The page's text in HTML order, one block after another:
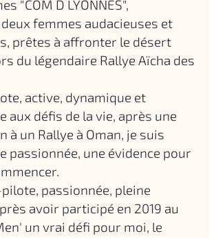
"COM D LYONNES",
femmes audacieuses et
prêtes à affronter le désert
du légendaire Rallye Aïcha des
active, dynamique et
aux défis de la vie, après une
à un Rallye à Oman, je suis
passionnée, une évidence pour
passionnée, pleine
avoir participé en 2019 au
un vrai défi pour moi, le